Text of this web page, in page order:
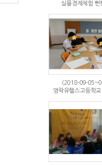
실물경제체험 뻔
(2018-09-
영락유헬스고등학